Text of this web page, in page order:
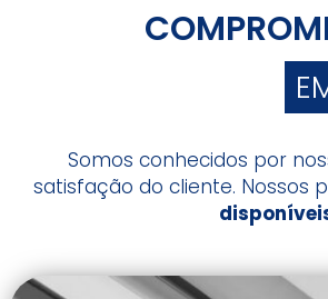
Somos conhecidos por
satisfação do cliente. Nossos